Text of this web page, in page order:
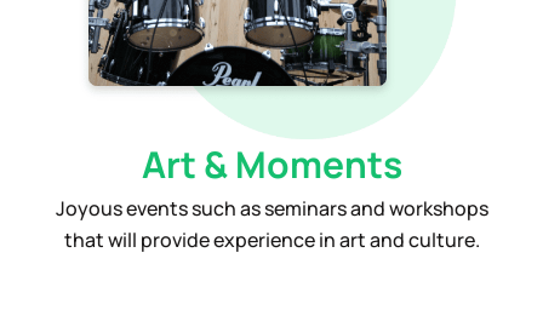
Art & Moments
Joyous events such as seminars and workshops
that will provide experience in art and culture.